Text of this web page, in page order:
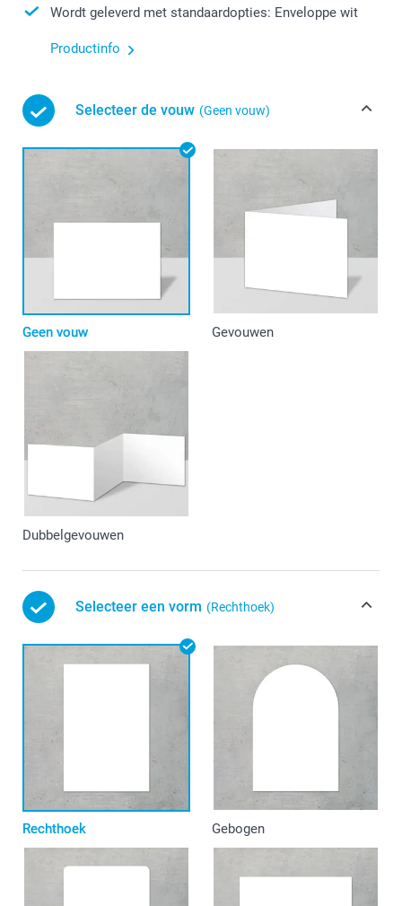
Wordt geleverd met standaardopties: Enveloppe wit
Productinfo
Selecteer de vouw (Geen vouw)
Geen vouw Gevouwen
Dubbelgevouwen
Selecteer een vorm (Rechthoek)
Rechthoek Gebogen